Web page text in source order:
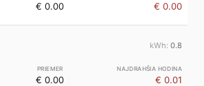
€ 0.00 € 0.00
0.8
€ 0.00 € 0.01